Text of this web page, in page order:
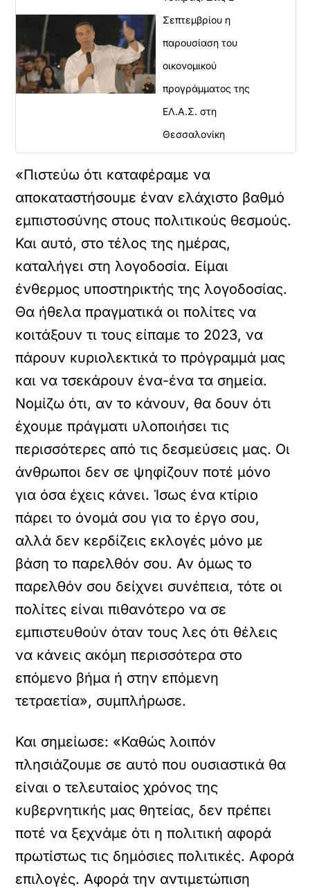
Σεπτεμβρίου η
παρουσίαση του
οικονομικού
προγράμματος της
ΕΛ.Α.Σ. στη
Θεσσαλονίκη
«Πιστεύω ότι καταφέραμε να
αποκαταστήσουμε έναν ελάχιστο βαθμό
εμπιστοσύνης στους πολιτικούς θεσμούς.
Και αυτό, στο τέλος της ημέρας,
καταλήγει στη λογοδοσία. Είμαι
ένθερμος υποστηρικτής της λογοδοσίας.
Θα ήθελα πραγματικά οι πολίτες να
κοιτάξουν τι τους είπαμε το 2023, να
πάρουν κυριολεκτικά το πρόγραμμά μας
και να τσεκάρουν ένα-ένα τα σημεία.
Νομίζω ότι, αν το κάνουν, θα δουν ότι
έχουμε πράγματι υλοποιήσει τις
περισσότερες από τις δεσμεύσεις μας. Οι
άνθρωποι δεν σε ψηφίζουν ποτέ μόνο
για όσα έχεις κάνει. Ίσως ένα κτίριο
πάρει το όνομά σου για το έργο σου,
αλλά δεν κερδίζεις εκλογές μόνο με
βάση το παρελθόν σου. Αν όμως το
παρελθόν σου δείχνει συνέπεια, τότε οι
πολίτες είναι πιθανότερο να σε
εμπιστευθούν όταν τους λες ότι θέλεις
να κάνεις ακόμη περισσότερα στο
επόμενο βήμα ή στην επόμενη
τετραετία», συμπλήρωσε.
Και σημείωσε: «Καθώς λοιπόν
πλησιάζουμε σε αυτό που ουσιαστικά θα
είναι ο τελευταίος χρόνος της
κυβερνητικής μας θητείας, δεν πρέπει
ποτέ να ξεχνάμε ότι η πολιτική αφορά
πρωτίστως τις δημόσιες πολιτικές. Αφορά
επιλογές. Αφορά την αντιμετώπιση